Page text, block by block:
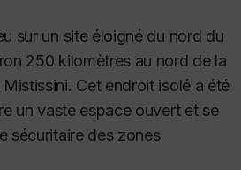
sur un site éloigné du nord du
250 kilomètres au nord de la
Cet endroit isolé a été
un vaste espace ouvert et se
sécuritaire des zones